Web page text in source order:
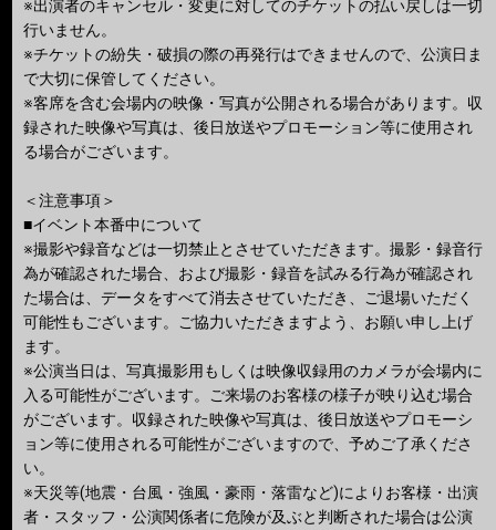
※出演者のキャンセル・変更に対してのチケットの払い戻しは一切
行いません。
※チケットの紛失・破損の際の再発行はできませんので、公演日ま
で大切に保管してください。
※客席を含む会場内の映像・写真が公開される場合があります。収
録された映像や写真は、後日放送やプロモーション等に使用され
る場合がございます。
＜注意事項＞
■イベント本番中について
※撮影や録音などは一切禁止とさせていただきます。撮影・録音行
為が確認された場合、および撮影・録音を試みる行為が確認され
た場合は、データをすべて消去させていただき、ご退場いただく
可能性もございます。ご協力いただきますよう、お願い申し上げ
ます。
※公演当日は、写真撮影用もしくは映像収録用のカメラが会場内に
入る可能性がございます。ご来場のお客様の様子が映り込む場合
がございます。収録された映像や写真は、後日放送やプロモーシ
ョン等に使用される可能性がございますので、予めご了承くださ
い。
※天災等(地震・台風・強風・豪雨・落雷など)によりお客様・出演
者・スタッフ・公演関係者に危険が及ぶと判断された場合は公演